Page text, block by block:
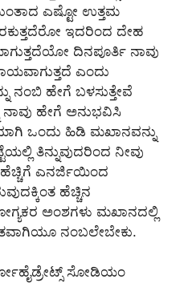
ಎಷ್ಟೋ ಉತ್ತಮ
ಇದರಿಂದ ದೇಹ
ದಿನಪೂರ್ತಿ ನಾವು
ಎಂದು
ನಂಬಿ ಹೇಗೆ ಬಳಸುತ್ತೇವೆ
ನಾವು ಹೇಗೆ ಅನುಭವಿಸಿ
ಒಂದು ಹಿಡಿ ಮಖಾನವನ್ನು
ತಿನ್ನುವುದರಿಂದ ನೀವು
ಹೆಚ್ಚಿಗೆ ಎನರ್ಜಿಯಿಂದ
ಹೆಚ್ಚಿನ
ಅಂಶಗಳು ಮಖಾನದಲ್ಲಿ
ನಂಬಲೇಬೇಕು.
ಸೋಡಿಯಂ